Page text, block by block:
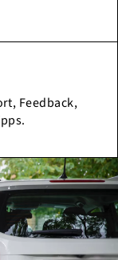
Feedback,